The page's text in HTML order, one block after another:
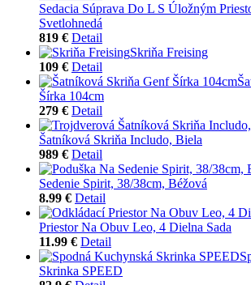
Sedacia Súprava Do L S Úložným
Svetlohnedá
819 € Detail
Skriňa Freising
109 € Detail
Šírka 104cm
279 € Detail
Šatníková Skriňa Includo, Biela
989 € Detail
Sedenie Spirit, 38/38cm, Béžová
8.99 € Detail
Priestor Na Obuv Leo, 4 Dielna Sada
11.99 € Detail
Skrinka SPEED